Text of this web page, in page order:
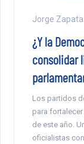
Jorge Zapata
¿Y la
consolidar
Los partidos
para
de este año.
oficialistas